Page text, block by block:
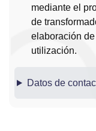
mediante el
de
elaboración
utilización.
Datos de